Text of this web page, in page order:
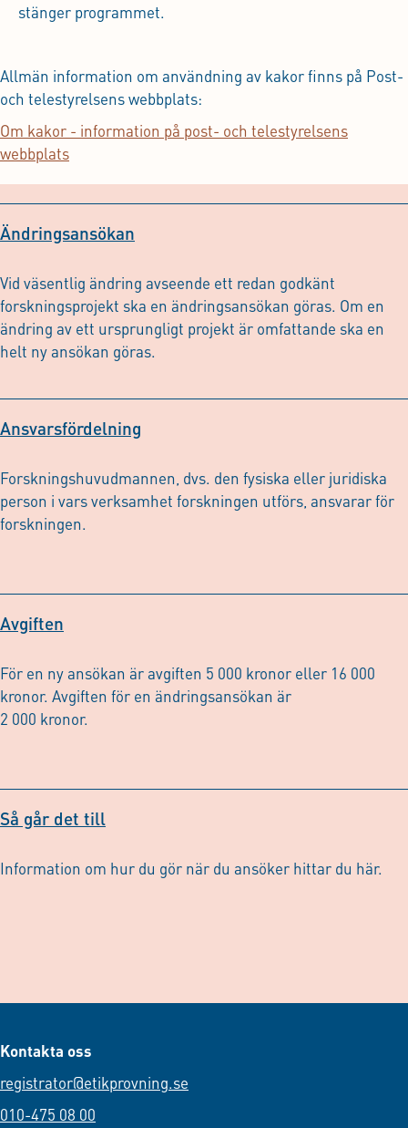
stänger programmet.
Allmän information om användning av kakor finns på Post-
och telestyrelsens webbplats:
Om kakor - information på post- och telestyrelsens
webbplats
Ändringsansökan
Vid väsentlig ändring avseende ett redan godkänt
forskningsprojekt ska en ändringsansökan göras. Om en
ändring av ett ursprungligt projekt är omfattande ska en
helt ny ansökan göras.
Ansvarsfördelning
Forskningshuvudmannen, dvs. den fysiska eller juridiska
person i vars verksamhet forskningen utförs, ansvarar för
forskningen.
Avgiften
För en ny ansökan är avgiften 5 000 kronor eller 16 000
kronor. Avgiften för en ändringsansökan är
2 000 kronor.
Så går det till
Information om hur du gör när du ansöker hittar du här.
Kontakta oss
registrator@etikprovning.se
010-475 08 00